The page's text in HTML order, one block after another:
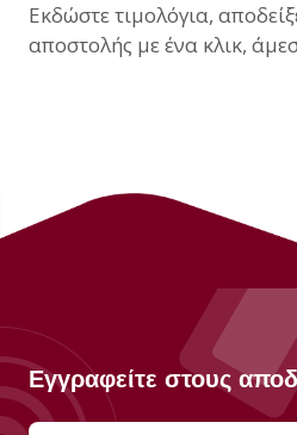
Εκδώστε τιμολόγια,
αποστολής με ένα κλικ,
Εγγραφείτε στους